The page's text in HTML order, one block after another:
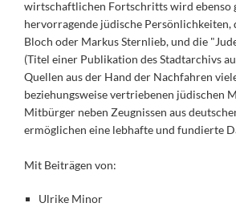
wirtschaftlichen Fortschritts wird ebenso
hervorragende jüdische Persönlichkeiten,
Bloch oder Markus Sternlieb, und die
(Titel einer Publikation des Stadtarchivs
Quellen aus der Hand der Nachfahren
beziehungsweise vertriebenen jüdischen
Mitbürger neben Zeugnissen aus
ermöglichen eine lebhafte und fundierte
Mit Beiträgen von:
Ulrike Minor